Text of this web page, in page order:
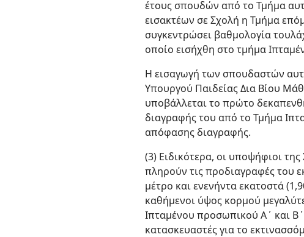
έτους σπουδών από το Τμήμα
εισακτέων σε Σχολή η Τμήμα
συγκεντρώσει βαθμολογία
οποίο εισήχθη στο τμήμα
Η εισαγωγή των σπουδαστών
Υπουργού Παιδείας Δια Βίου
υποβάλλεται το πρώτο
διαγραφής του από το Τμήμα
απόφασης διαγραφής.
(3) Ειδικότερα, οι υποψήφιοι
πληρούν τις προδιαγραφές του
μέτρο και ενενήντα εκατοστά
καθήμενοι ύψος κορμού
Ιπταμένου προσωπικού Α΄ και
κατασκευαστές για το